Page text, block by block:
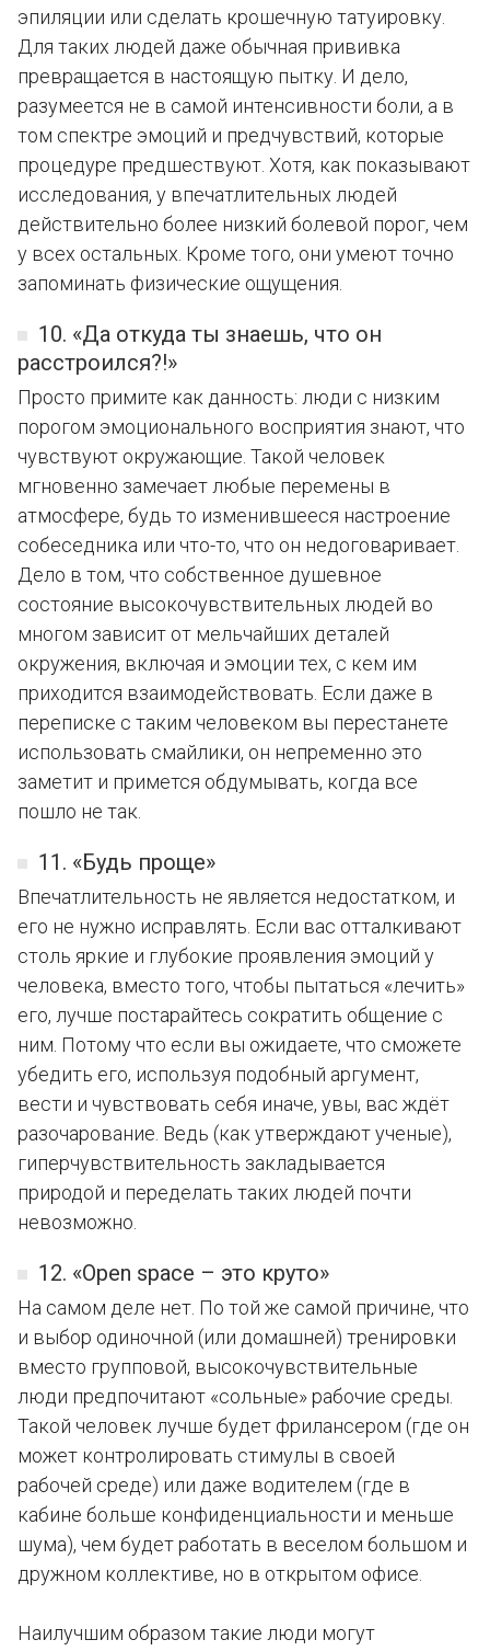
эпиляции или сделать крошечную татуировку.
Для таких людей даже обычная прививка
превращается в настоящую пытку. И дело,
разумеется не в самой интенсивности боли, а в
том спектре эмоций и предчувствий, которые
процедуре предшествуют. Хотя, как показывают
исследования, у впечатлительных людей
действительно более низкий болевой порог, чем
у всех остальных. Кроме того, они умеют точно
запоминать физические ощущения.
10. «Да откуда ты знаешь, что он
расстроился?!»
Просто примите как данность: люди с низким
порогом эмоционального восприятия знают, что
чувствуют окружающие. Такой человек
мгновенно замечает любые перемены в
атмосфере, будь то изменившееся настроение
собеседника или что-то, что он недоговаривает.
Дело в том, что собственное душевное
состояние высокочувствительных людей во
многом зависит от мельчайших деталей
окружения, включая и эмоции тех, с кем им
приходится взаимодействовать. Если даже в
переписке с таким человеком вы перестанете
использовать смайлики, он непременно это
заметит и примется обдумывать, когда все
пошло не так.
11. «Будь проще»
Впечатлительность не является недостатком, и
его не нужно исправлять. Если вас отталкивают
столь яркие и глубокие проявления эмоций у
человека, вместо того, чтобы пытаться «лечить»
его, лучше постарайтесь сократить общение с
ним. Потому что если вы ожидаете, что сможете
убедить его, используя подобный аргумент,
вести и чувствовать себя иначе, увы, вас ждёт
разочарование. Ведь (как утверждают ученые),
гиперчувствительность закладывается
природой и переделать таких людей почти
невозможно.
12. «Open space – это круто»
На самом деле нет. По той же самой причине, что
и выбор одиночной (или домашней) тренировки
вместо групповой, высокочувствительные
люди предпочитают «сольные» рабочие среды.
Такой человек лучше будет фрилансером (где он
может контролировать стимулы в своей
рабочей среде) или даже водителем (где в
кабине больше конфиденциальности и меньше
шума), чем будет работать в веселом большом и
дружном коллективе, но в открытом офисе.
Наилучшим образом такие люди могут